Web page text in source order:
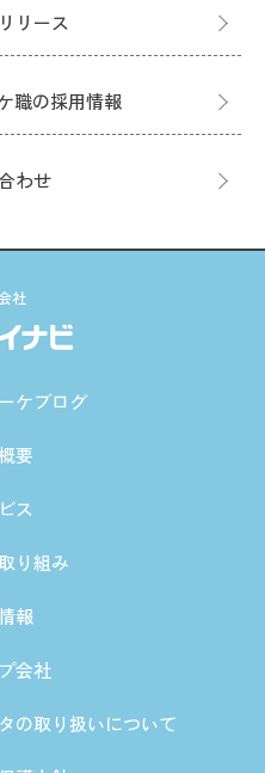
リース
職の採用情報
わせ
社
ケブログ
要
ス
り組み
報
会社
の取り扱いについて